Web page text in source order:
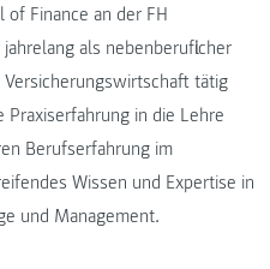
of Finance an der FH
als nebenberuflicher
tätig
Praxiserfahrung in die Lehre
Berufserfahrung im
Wissen und Expertise in
und Management.